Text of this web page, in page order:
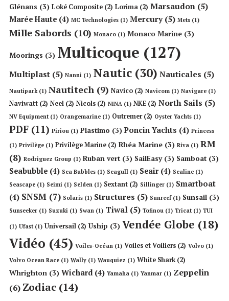
Glénans (3) Loké Composite (2) Lorima (2) Marsaudon (5)
Marée Haute (4) MC Technologies (1) Mercury(5) Mets (1)
Mille Sabords (10) Monaco (1) Monaco Marine (3)
Moorings (3) Multicoque (127)
Multiplast (5) Nanni (1) Nautic (30) Nauticales (5)
Nautipark(1) Nautitech (9) Navico (2) Navicom (1) Navigare (1)
Naviwatt (2) Neel (2) Nicols (2) NINA (1) NKE (2) North Sails (5)
NV Equipment(1) Orangemarine (1) Outremer(2) Oyster Yachts (1)
PDF (11) Piriou (1) Plastimo (3) Poncin Yachts (4) Princess
(1) Privilège (1) Privilège Marine (2) Rhéa Marine (3) Riva (1) RM
(8) Rodriguez Group (1) Ruban vert (3) SailEasy(3) Samboat (3)
Seabubble (4) Sea Bubbles (1) Seagull (1) Seair(4) Sealine (1)
Seascape (1) Seimi (1) Selden (1) Sextant (2) Sillinger (1) Smartboat
(4) SNSM (7) Solaris (1) Structures (5) Sunreef(1) Sunsail (3)
Sunseeker (1) Suzuki (1) Swan (1) Tiwal (5) Tofinou (1) Tricat(1) TUI
(1) Ufast(1) Universail (2) Uship (3) Vendée Globe (18)
Vidéo (45) Voiles-Océan (1) Voiles et Voiliers (2) Volvo (1)
Volvo Ocean Race (1) Wally (1) Wauquiez (1) White Shark(2)
Whrighton (3) Wichard(4) Yamaha (1) Yanmar (1) Zeppelin
(6) Zodiac (14)